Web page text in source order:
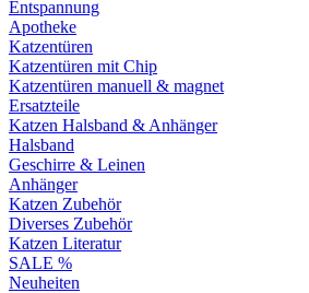
Entspannung
Apotheke
Katzentüren
Katzentüren mit Chip
Katzentüren manuell & magnet
Ersatzteile
Katzen Halsband & Anhänger
Halsband
Geschirre & Leinen
Anhänger
Katzen Zubehör
Diverses Zubehör
Katzen Literatur
SALE %
Neuheiten